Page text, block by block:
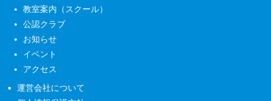
教室案内（スクール）
公認クラブ
お知らせ
イベント
アクセス
運営会社について